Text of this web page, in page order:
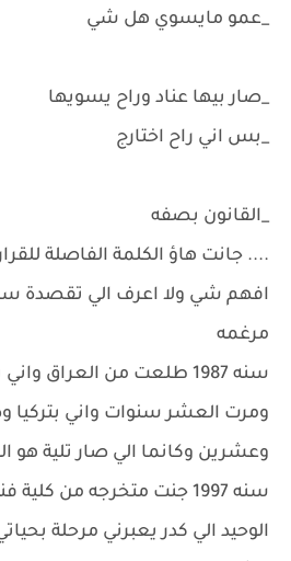
_عمو مايسوي هل شي
_صار بيها عناد وراح يسويها
_بس اني راح اختارج
_القانون بصفه
.... جانت هاؤ الكلمة الفاصلة
افهم شي ولا اعرف الي تقصدة
مرغمه
سنه 1987 طلعت من العراق
ومرت العشر سنوات واني بتركيا
وعشرين وكانما الي صار تلية هو
سنه 1997 جنت متخرجه من
الوحيد الي كدر يعبرني مرحلة